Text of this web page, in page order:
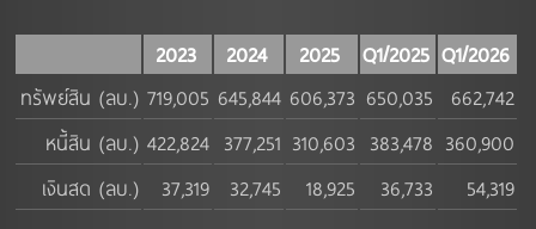
2023 2024 2025 Q1/2025 Q1/2026
ทรัพย์สิน (ลบ.) 719,005 645,844 606,373 650,035
662,742
หนี้สิน (ลบ.) 422,824 377,251 310,603 383,478 360,900
เงินสด (ลบ.)
37,319 32,745 18,925 36,733 54,319